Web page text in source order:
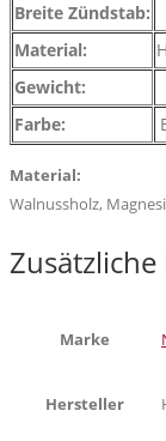
Breite Zündstab:
Material:
Gewicht:
Farbe:
Material:
Walnussholz,
Marke
Hersteller